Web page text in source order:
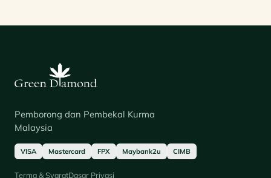
Pemborong dan Pembekal Kurma
Malaysia
VISA Mastercard FPX Maybank2u CIMB
Terma & SyaratDasar Privasi